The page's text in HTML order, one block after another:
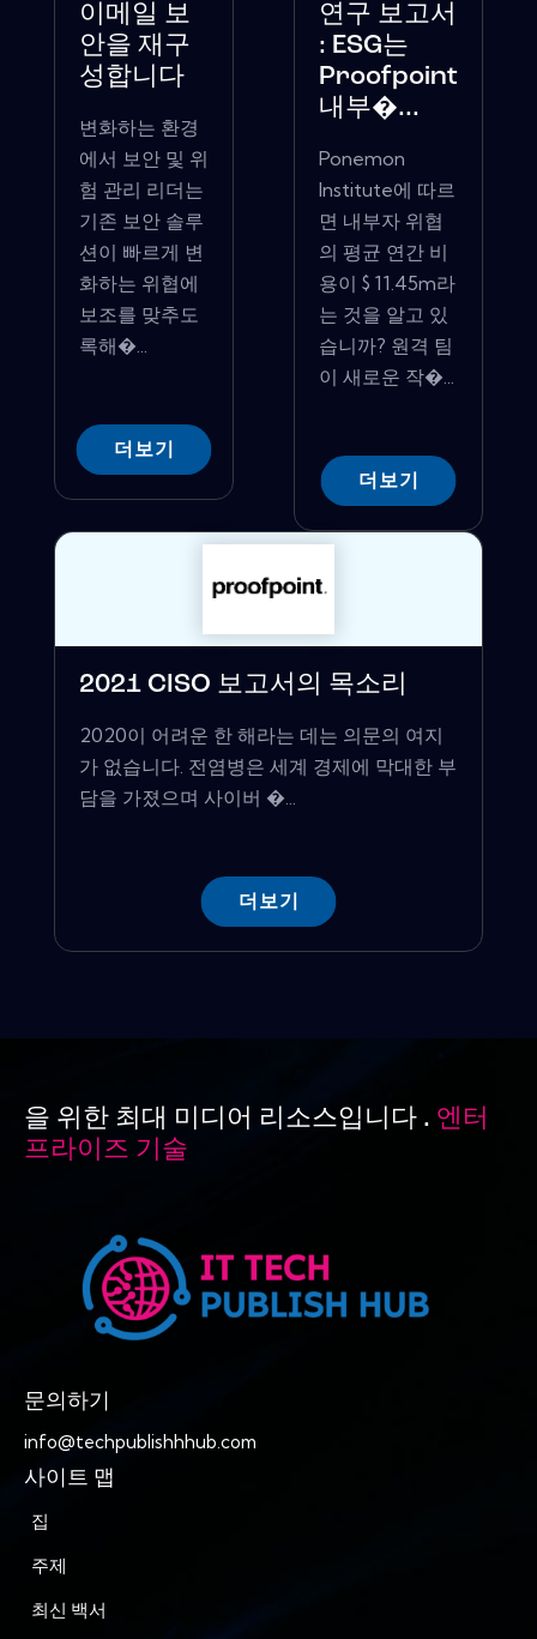
이메일 보
안을 재구
성합니다
변화하는 환경
에서 보안 및 위
험 관리 리더는
기존 보안 솔루
션이 빠르게 변
화하는 위협에
보조를 맞추도
록해�...
더보기
연구 보고서
: ESG는
Proofpoint
내부�...
Ponemon
Institute에 따르
면 내부자 위협
의 평균 연간 비
용이 $ 11.45m라
는 것을 알고 있
습니까? 원격 팀
이 새로운 작�...
더보기
2021 CISO 보고서의 목소리
2020이 어려운 한 해라는 데는 의문의 여지
가 없습니다. 전염병은 세계 경제에 막대한 부
담을 가졌으며 사이버 �...
더보기
을 위한 최대 미디어 리소스입니다 . 엔터
프라이즈 기술
문의하기
info@techpublishhhub.com
사이트 맵
집
주제
최신 백서